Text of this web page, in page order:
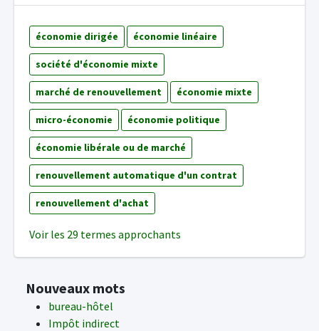
économie dirigée économie linéaire
société d'économie mixte
marché de renouvellement économie mixte
micro-économie économie politique
économie libérale ou de marché
renouvellement automatique d'un contrat
renouvellement d'achat
Voir les 29 termes approchants
Nouveaux mots
bureau-hôtel
Impôt indirect